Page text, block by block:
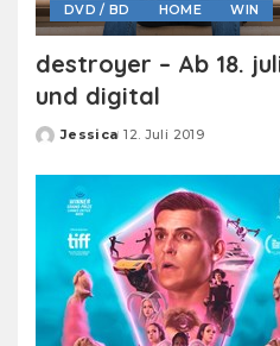
DVD / BD HOME WIN
destroyer – Ab 18.
und digital
Posted
Jessica 12. Juli 2019